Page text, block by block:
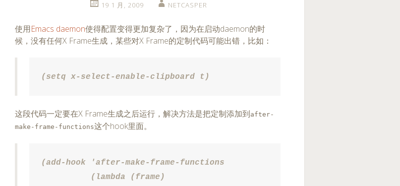
19 1 月, 2009 NETCASPER
使用Emacs daemon使得配置变得更加复杂了，因为在启动daemon的时
候，没有任何X Frame生成，某些对X Frame的定制代码可能出错，比如：
(setq x-select-enable-clipboard t)
这段代码一定要在X Frame生成之后运行，解决方法是把定制添加到after-
make-frame-functions这个hook里面。
(add-hook 'after-make-frame-functions
          (lambda (frame)